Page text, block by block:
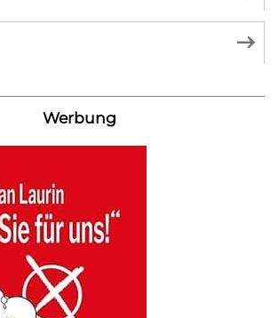
Werbung